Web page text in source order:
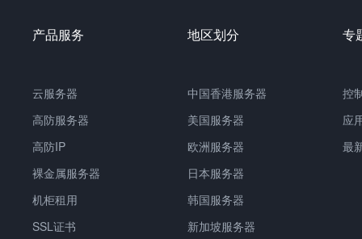
产品服务
云服务器
高防服务器
高防IP
裸金属服务器
机柜租用
SSL证书
地区划分
中国香港服务器
美国服务器
欧洲服务器
日本服务器
韩国服务器
新加坡服务器
专
控
应
最